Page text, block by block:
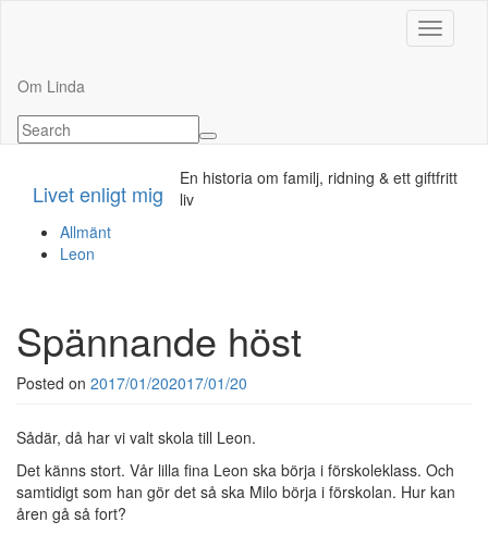
Toggle
Om Linda
Livet enligt mig
En historia om familj, ridning & ett giftfritt
liv
Allmänt
Leon
Spännande höst
Posted on 2017/01/202017/01/20
Sådär, då har vi valt skola till Leon.
Det känns stort. Vår lilla fina Leon ska börja i förskoleklass. Och
samtidigt som han gör det så ska Milo börja i förskolan. Hur kan
åren gå så fort?